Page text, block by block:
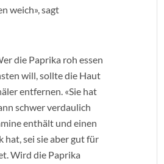
weich», sagt
die Paprika roh essen
will, sollte die Haut
entfernen. «Sie hat
schwer verdaulich
enthält und einen
hat, sei sie aber gut für
Wird die Paprika